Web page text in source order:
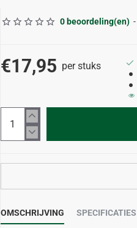
0 beoordeling(en) -
€17,95 per stuks
OMSCHRIJVING SPECIFICATIES